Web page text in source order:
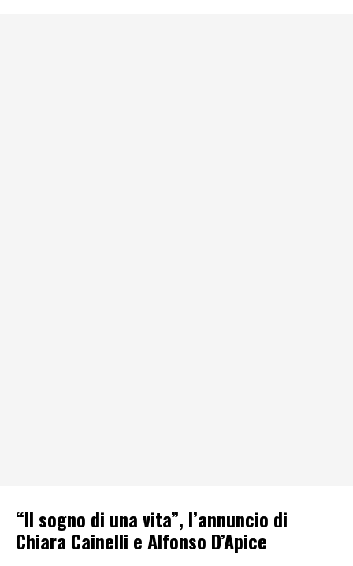
“Il sogno di una vita”, l’annuncio di
Chiara Cainelli e Alfonso D’Apice